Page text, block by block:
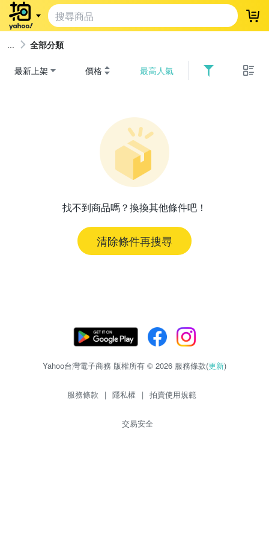
登
全部分類
最新上架 價格 最高人氣
找不到商品嗎？換換其他條件吧！
清除條件再搜尋
Yahoo台灣電子商務 版權所有 © 2026 服務條款(更新)
服務條款 | 隱私權 | 拍賣使用規範
交易安全